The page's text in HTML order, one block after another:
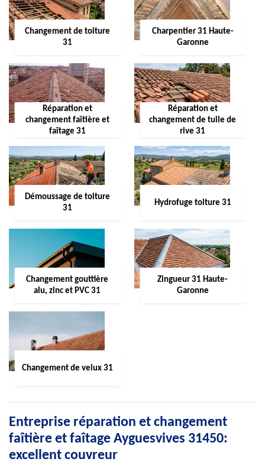
Changement de toiture
31
Charpentier 31 Haute-
Garonne
Réparation et
changement faîtière et
faîtage 31
Réparation et
changement de tuile de
rive 31
Démoussage de toiture
31
Hydrofuge toiture 31
Changement gouttière
alu, zinc et PVC 31
Zingueur 31 Haute-
Garonne
Changement de velux 31
Entreprise réparation et changement
faîtière et faîtage Ayguesvives 31450:
excellent couvreur